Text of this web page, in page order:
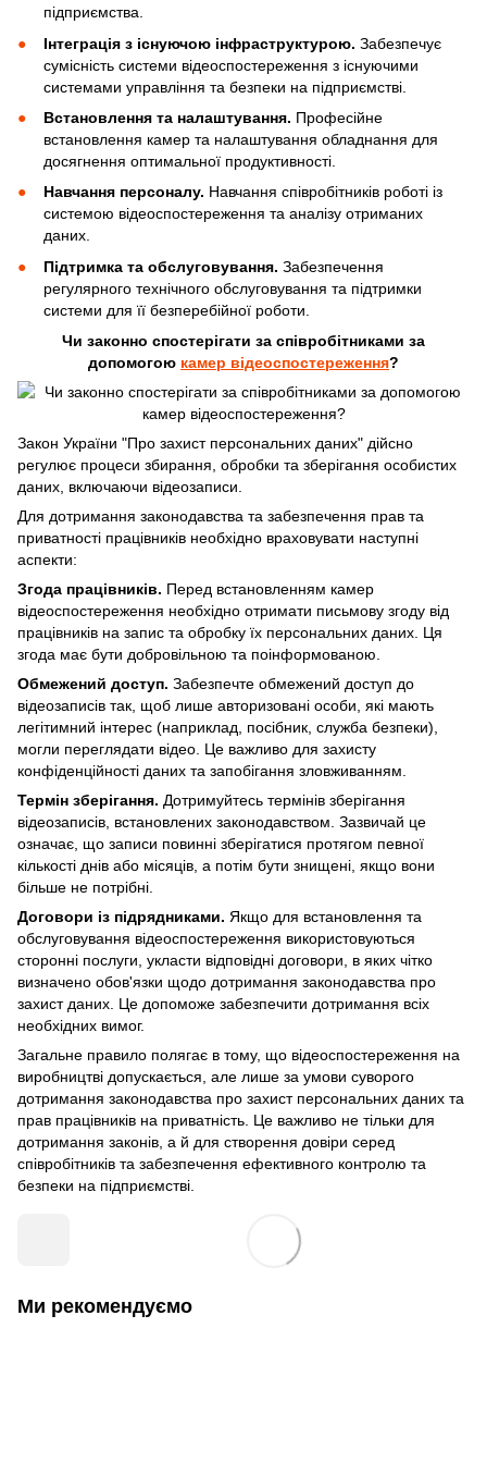
підприємства.
Інтеграція з існуючою інфраструктурою. Забезпечує
сумісність системи відеоспостереження з існуючими
системами управління та безпеки на підприємстві.
Встановлення та налаштування. Професійне
встановлення камер та налаштування обладнання для
досягнення оптимальної продуктивності.
Навчання персоналу. Навчання співробітників роботі із
системою відеоспостереження та аналізу отриманих
даних.
Підтримка та обслуговування. Забезпечення
регулярного технічного обслуговування та підтримки
системи для її безперебійної роботи.
Чи законно спостерігати за співробітниками за
допомогою камер відеоспостереження?
Закон України "Про захист персональних даних" дійсно
регулює процеси збирання, обробки та зберігання особистих
даних, включаючи відеозаписи.
Для дотримання законодавства та забезпечення прав та
приватності працівників необхідно враховувати наступні
аспекти:
Згода працівників. Перед встановленням камер
відеоспостереження необхідно отримати письмову згоду від
працівників на запис та обробку їх персональних даних. Ця
згода має бути добровільною та поінформованою.
Обмежений доступ. Забезпечте обмежений доступ до
відеозаписів так, щоб лише авторизовані особи, які мають
легітимний інтерес (наприклад, посібник, служба безпеки),
могли переглядати відео. Це важливо для захисту
конфіденційності даних та запобігання зловживанням.
Термін зберігання. Дотримуйтесь термінів зберігання
відеозаписів, встановлених законодавством. Зазвичай це
означає, що записи повинні зберігатися протягом певної
кількості днів або місяців, а потім бути знищені, якщо вони
більше не потрібні.
Договори із підрядниками. Якщо для встановлення та
обслуговування відеоспостереження використовуються
сторонні послуги, укласти відповідні договори, в яких чітко
визначено обов'язки щодо дотримання законодавства про
захист даних. Це допоможе забезпечити дотримання всіх
необхідних вимог.
Загальне правило полягає в тому, що відеоспостереження на
виробництві допускається, але лише за умови суворого
дотримання законодавства про захист персональних даних та
прав працівників на приватність. Це важливо не тільки для
дотримання законів, а й для створення довіри серед
співробітників та забезпечення ефективного контролю та
безпеки на підприємстві.
Ми рекомендуємо